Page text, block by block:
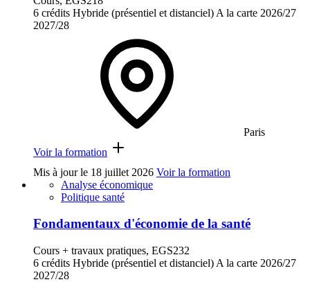
6 crédits Hybride (présentiel et distanciel) A la carte 2026/27
2027/28
Paris
Voir la formation
Mis à jour le 18 juillet 2026 Voir la formation
Analyse économique
Politique santé
Fondamentaux d'économie de la santé
Cours + travaux pratiques, EGS232
6 crédits Hybride (présentiel et distanciel) A la carte 2026/27
2027/28